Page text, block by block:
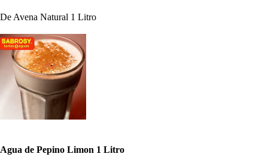
De Avena Natural 1 Litro
Agua de Pepino Limon 1 Litro